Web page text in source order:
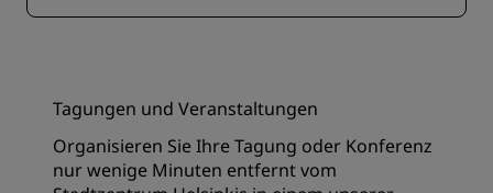
Tagungen und Veranstaltungen
Organisieren Sie Ihre Tagung oder Konferenz
nur wenige Minuten entfernt vom